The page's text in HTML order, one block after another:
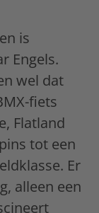
is
Engels.
wel dat
fiets
Flatland
tot een
Er
alleen een